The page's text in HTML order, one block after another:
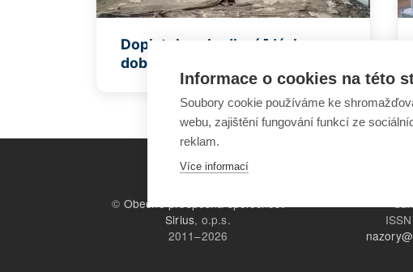
Doplatek na bydlení [dávka v
doběhu]
© Obecně prospěšná společnost
Sirius, o.p.s.
2011–2026
Informace o cookies na této
Soubory cookie používáme ke
webu, zajištění fungování funkcí ze
reklam.
Více informací